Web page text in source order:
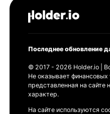
Последнее обновление
© 2017 - 2026 Holder.io |
Не оказывает
представленная на сайте
характер.
На сайте используются